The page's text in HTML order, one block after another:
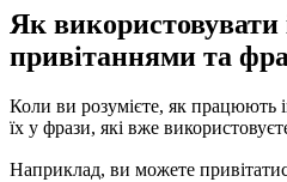
Як використовувати
привітаннями та
Коли ви розумієте, як працюють
їх у фрази, які вже
Наприклад, ви можете